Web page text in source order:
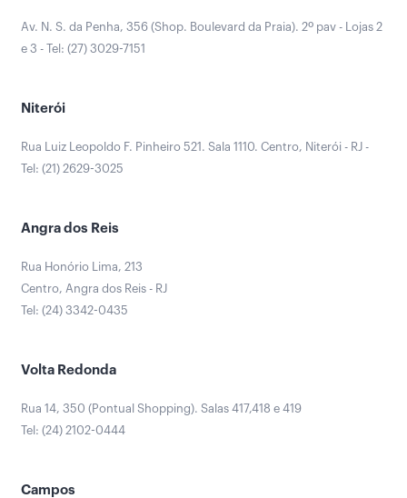
Av. N. S. da Penha, 356 (Shop. Boulevard da Praia). 2º pav - Lojas 2
e 3 - Tel: (27) 3029-7151
Niterói
Rua Luiz Leopoldo F. Pinheiro 521. Sala 1110. Centro, Niterói - RJ -
Tel: (21) 2629-3025
Angra dos Reis
Rua Honório Lima, 213
Centro, Angra dos Reis - RJ
Tel: (24) 3342-0435
Volta Redonda
Rua 14, 350 (Pontual Shopping). Salas 417,418 e 419
Tel: (24) 2102-0444
Campos